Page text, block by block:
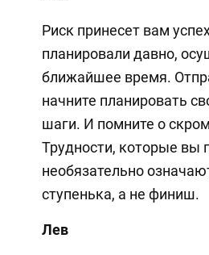
Риск принесет вам
планировали давно,
ближайшее время.
начните планировать
шаги. И помните о
Трудности, которые вы
необязательно
ступенька, а не финиш.
Лев